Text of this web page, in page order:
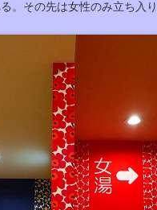
。その先は女性のみ立ち入